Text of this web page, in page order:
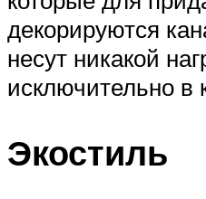
декорируются
несут никакой
исключительно в
Экостиль